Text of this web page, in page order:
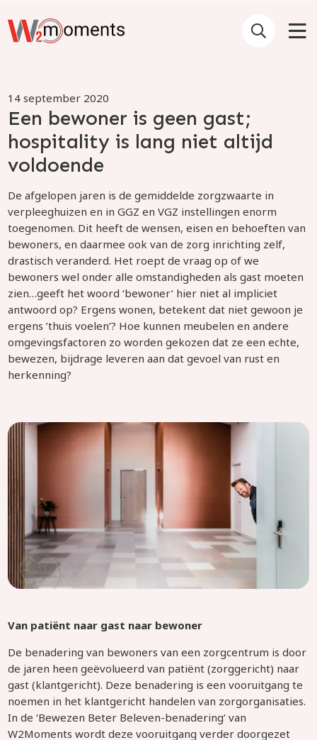
14 september 2020
Een bewoner is geen gast;
hospitality is lang niet altijd
voldoende
De afgelopen jaren is de gemiddelde zorgzwaarte in
verpleeghuizen en in GGZ en VGZ instellingen enorm
toegenomen. Dit heeft de wensen, eisen en behoeften van
bewoners, en daarmee ook van de zorg inrichting zelf,
drastisch veranderd. Het roept de vraag op of we
bewoners wel onder alle omstandigheden als gast moeten
zien…geeft het woord ‘bewoner’ hier niet al impliciet
antwoord op? Ergens wonen, betekent dat niet gewoon je
ergens ’thuis voelen’? Hoe kunnen meubelen en andere
omgevingsfactoren zo worden gekozen dat ze een echte,
bewezen, bijdrage leveren aan dat gevoel van rust en
herkenning?
Van patiënt naar gast naar bewoner
De benadering van bewoners van een zorgcentrum is door
de jaren heen geëvolueerd van patiënt (zorggericht) naar
gast (klantgericht). Deze benadering is een vooruitgang te
noemen in het klantgericht handelen van zorgorganisaties.
In de ‘Bewezen Beter Beleven-benadering’ van
W2Moments wordt deze vooruitgang verder doorgezet